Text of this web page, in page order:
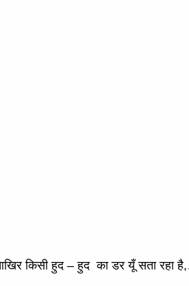
किसी हुद – हुद का डर यूँ सता रहा